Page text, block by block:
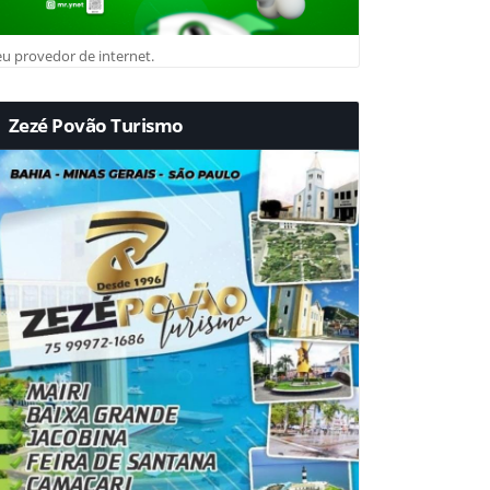
provedor de internet.
Zezé Povão Turismo